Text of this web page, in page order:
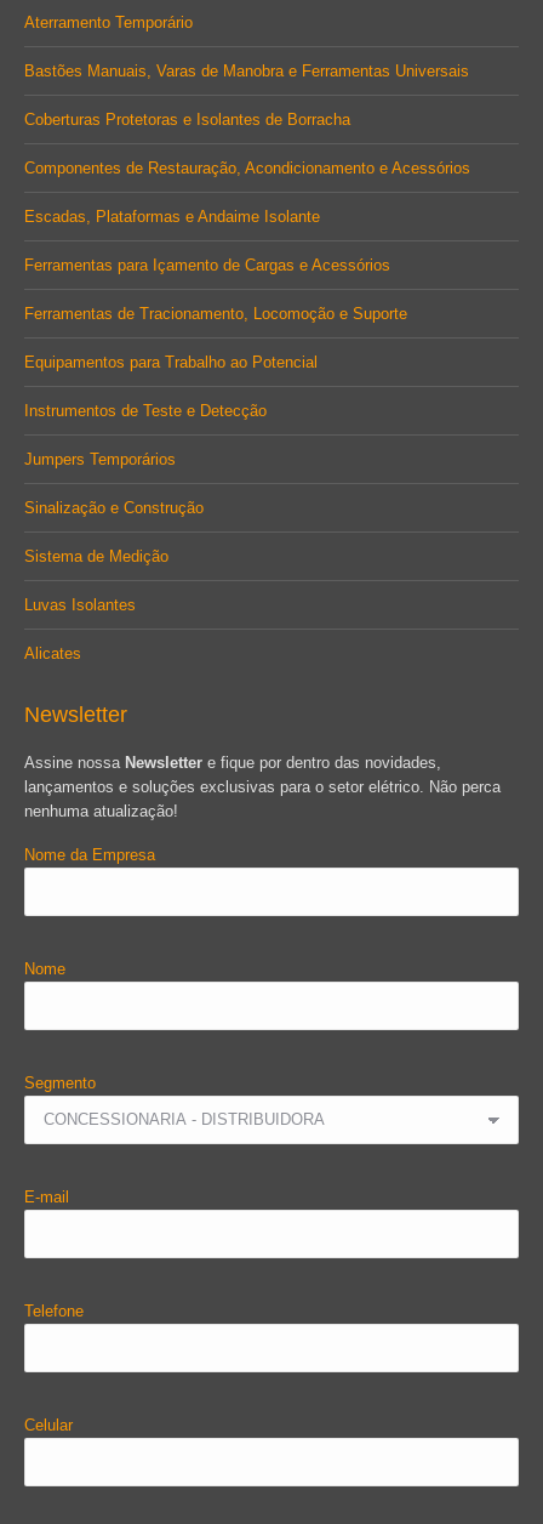
in
window
in
window
in
window
Aterramento Temporário
Bastões Manuais, Varas de Manobra e Ferramentas Universais
Coberturas Protetoras e Isolantes de Borracha
Componentes de Restauração, Acondicionamento e Acessórios
Escadas, Plataformas e Andaime Isolante
Ferramentas para Içamento de Cargas e Acessórios
Ferramentas de Tracionamento, Locomoção e Suporte
Equipamentos para Trabalho ao Potencial
Instrumentos de Teste e Detecção
Jumpers Temporários
Sinalização e Construção
Sistema de Medição
Luvas Isolantes
Alicates
Newsletter
Assine nossa Newsletter e fique por dentro das novidades,
lançamentos e soluções exclusivas para o setor elétrico. Não perca
nenhuma atualização!
Nome da Empresa
Nome
Segmento
E-mail
Telefone
Celular